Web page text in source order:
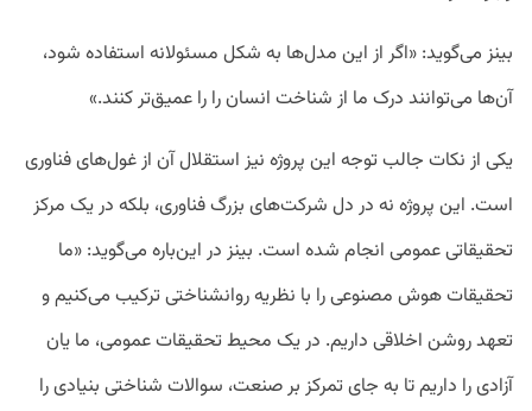
بینز می‌گوید: «اگر از این مدل‌ها به شکل مسئولانه استفاده شود،
آن‌ها می‌توانند درک ما از شناخت انسان را را عمیق‌تر کنند.»
یکی از نکات جالب توجه این پروژه نیز استقلال آن از غول‌های فناوری
است. این پروژه نه در دل شرکت‌های بزرگ فناوری، بلکه در یک مرکز
تحقیقاتی عمومی انجام شده است. بینز در این‌باره می‌گوید: «ما
تحقیقات هوش مصنوعی را با نظریه روانشناختی ترکیب می‌کنیم و
تعهد روشن اخلاقی داریم. در یک محیط تحقیقات عمومی، ما یان
آزادی را داریم تا به جای تمرکز بر صنعت، سوالات شناختی بنیادی را